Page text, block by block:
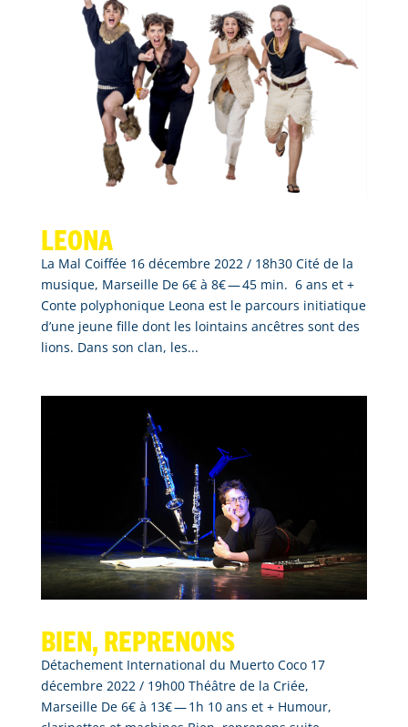
Leona
La Mal Coiffée 16 décembre 2022 / 18h30 Cité de la
musique, Marseille De 6€ à 8€ — 45 min. 6 ans et +
Conte polyphonique Leona est le parcours initiatique
d’une jeune fille dont les lointains ancêtres sont des
lions. Dans son clan, les...
Bien, reprenons
Détachement International du Muerto Coco 17
décembre 2022 / 19h00 Théâtre de la Criée,
Marseille De 6€ à 13€ — 1h 10 ans et + Humour,